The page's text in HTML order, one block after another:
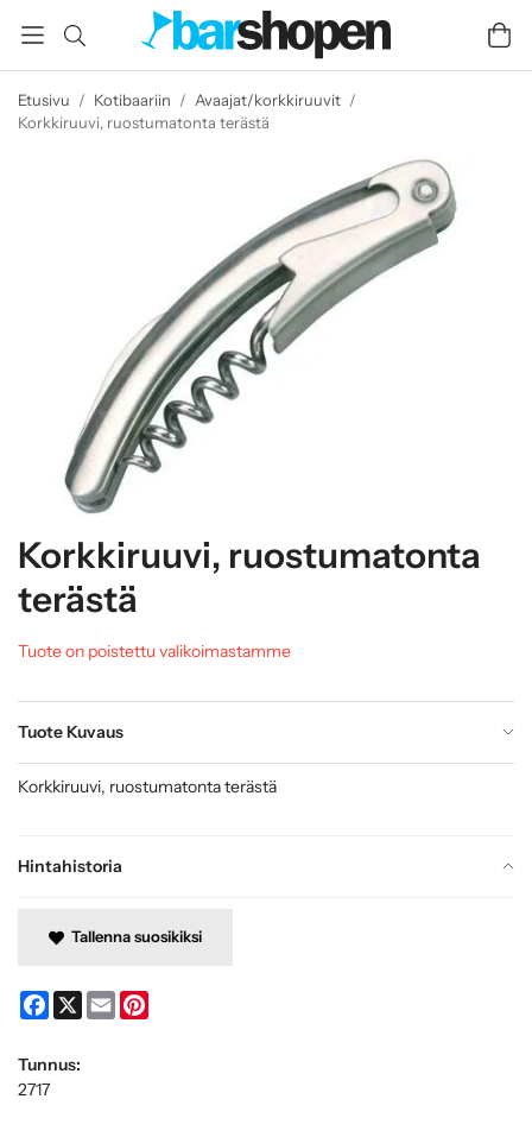
Etusivu / Kotibaariin / Avaajat/korkkiruuvit /
Korkkiruuvi, ruostumatonta terästä
Korkkiruuvi, ruostumatonta
terästä
Tuote on poistettu valikoimastamme
Tuote Kuvaus
Hintahistoria
Korkkiruuvi, ruostumatonta terästä
Tallenna suosikiksi
Facebook
X Email
Tunnus:
2717